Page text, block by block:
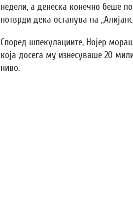
недели, а денеска конечно беше
потврди дека останува на
Според шпекулациите, Нојер
која досега му изнесуваше 20
ниво.